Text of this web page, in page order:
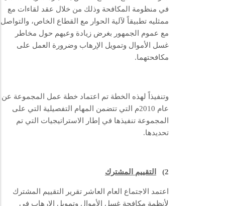
في منظومة المكافحة وذلك من خلال عقد لقاءات مع
ممثليه تطبيقاً لآلية الحوار مع القطاع الخاص، والتواصل
مع عموم الجمهور بغرض زيادة وعيهم حول مخاطر
غسل الأموال وتمويل الإرهاب وضرورة العمل على
مكافحتهما.
وتنفيذاً لهذه الخطة تم اعتماد خطة عمل المجموعة عن
عام 2010م التي تتضمن المهام التفصيلية التي على
المجموعة تنفيذها في إطار الاستراتيجيات التي تم
تحديدها.
2) التقييم المشترك
اعتمد الاجتماع العام العاشر تقرير التقييم المشترك
لأنظمة مكافحة غسل الأموال وتمويل الإرهاب في